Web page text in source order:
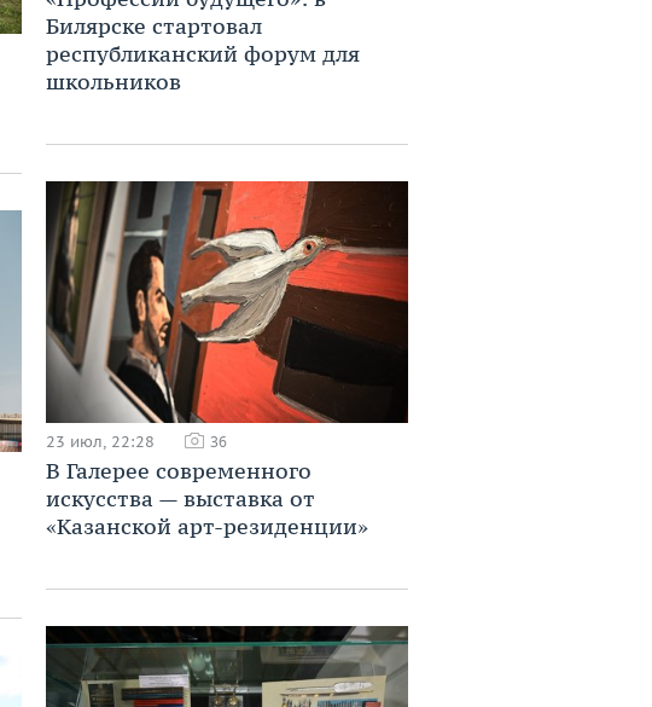
Билярске стартовал
республиканский форум для
школьников
23 июл, 22:28 36
В Галерее современного
искусства — выставка от
«Казанской арт-резиденции»